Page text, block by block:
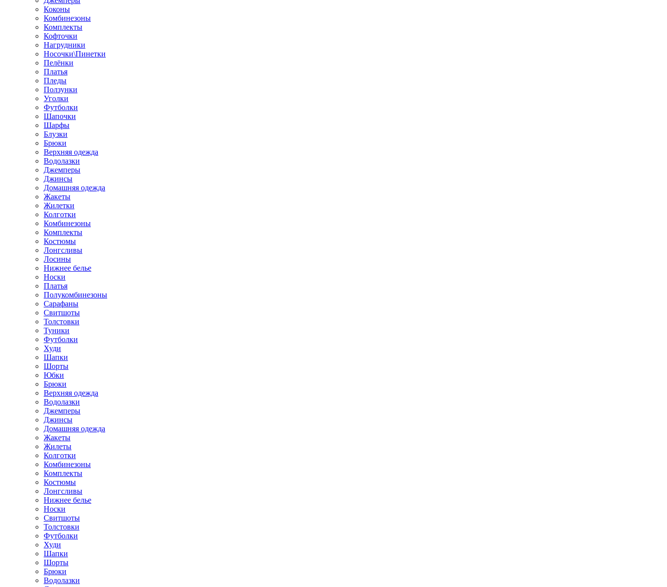
Коконы
Комбинезоны
Комплекты
Кофточки
Нагрудники
Носочки\Пинетки
Пелёнки
Платья
Пледы
Ползунки
Уголки
Футболки
Шапочки
Шарфы
Блузки
Брюки
Верхняя одежда
Водолазки
Джемперы
Джинсы
Домашняя одежда
Жакеты
Жилетки
Колготки
Комбинезоны
Комплекты
Костюмы
Лонгсливы
Лосины
Нижнее белье
Носки
Платья
Полукомбинезоны
Сарафаны
Свитшоты
Толстовки
Туники
Футболки
Худи
Шапки
Шорты
Юбки
Брюки
Верхняя одежда
Водолазки
Джемперы
Джинсы
Домашняя одежда
Жакеты
Жилеты
Колготки
Комбинезоны
Комплекты
Костюмы
Лонгсливы
Нижнее белье
Носки
Свитшоты
Толстовки
Футболки
Худи
Шапки
Шорты
Брюки
Водолазки